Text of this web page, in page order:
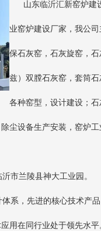
山东临沂汇新窑炉建
业窑炉建设厂家，我公
保石灰窑，石灰旋窑，
兹）双膛石灰窑，套筒
各种窑型，设计建设；
尘设备生产安装，窑炉
市兰陵县神大工业园。
系，先进的核心技术产
用在同行业处于领先水平